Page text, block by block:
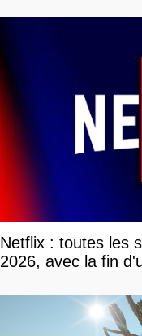
Netflix : toutes les
2026, avec la fin